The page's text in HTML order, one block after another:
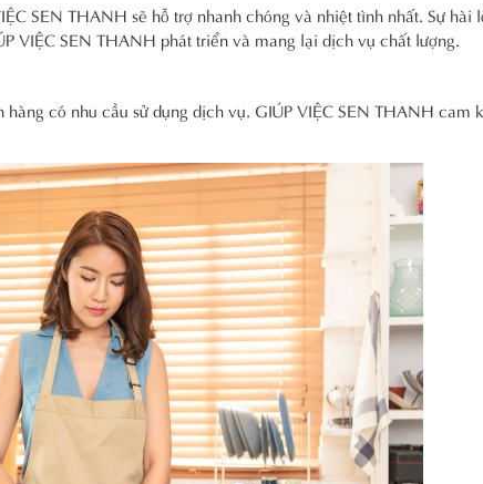
SEN THANH sẽ hỗ trợ nhanh chóng và nhiệt tình nhất. Sự hài
VIỆC SEN THANH phát triển và mang lại dịch vụ chất lượng.
có nhu cầu sử dụng dịch vụ. GIÚP VIỆC SEN THANH cam